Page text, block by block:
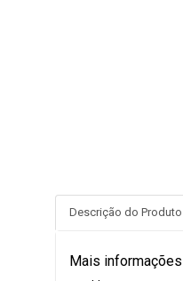
Descrição do Produto
Mais